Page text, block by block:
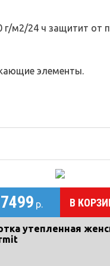
м2/24 ч защитит от
элементы.
7499 р. В
утепленная